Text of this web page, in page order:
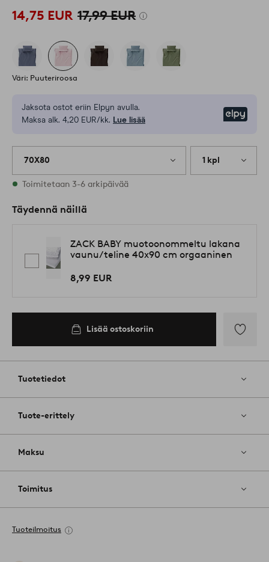
14,75 EUR 17,99 EUR
Väri: Puuteriroosa
Jaksota ostot eriin Elpyn avulla.
Maksa alk. 4,20 EUR/kk. Lue lisää
70X80 1 kpl
Varastossa
Toimitetaan 3-6 arkipäivää
Täydennä näillä
ZACK BABY muotoonommeltu lakana
vaunu/teline 40x90 cm orgaaninen
8,99 EUR
Lisää ostoskoriin
Tuotetiedot
Tuote-erittely
Maksu
Toimitus
Tuoteilmoitus